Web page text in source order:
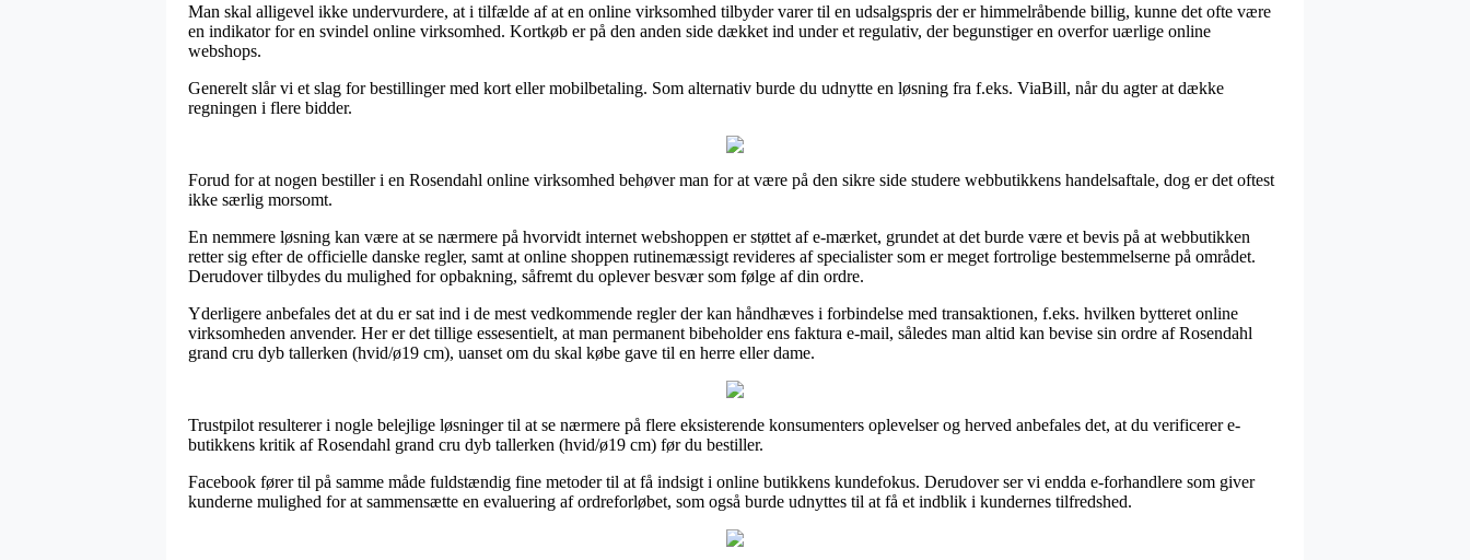
Man skal alligevel ikke undervurdere, at i tilfælde af at en online virksomhed tilbyder varer til en udsalgspris der er himmelråbende billig, kunne det ofte være
en indikator for en svindel online virksomhed. Kortkøb er på den anden side dækket ind under et regulativ, der begunstiger en overfor uærlige online
webshops.
Generelt slår vi et slag for bestillinger med kort eller mobilbetaling. Som alternativ burde du udnytte en løsning fra f.eks. ViaBill, når du agter at dække
regningen i flere bidder.
Forud for at nogen bestiller i en Rosendahl online virksomhed behøver man for at være på den sikre side studere webbutikkens handelsaftale, dog er det oftest
ikke særlig morsomt.
En nemmere løsning kan være at se nærmere på hvorvidt internet webshoppen er støttet af e-mærket, grundet at det burde være et bevis på at webbutikken
retter sig efter de officielle danske regler, samt at online shoppen rutinemæssigt revideres af specialister som er meget fortrolige bestemmelserne på området.
Derudover tilbydes du mulighed for opbakning, såfremt du oplever besvær som følge af din ordre.
Yderligere anbefales det at du er sat ind i de mest vedkommende regler der kan håndhæves i forbindelse med transaktionen, f.eks. hvilken bytteret online
virksomheden anvender. Her er det tillige essesentielt, at man permanent bibeholder ens faktura e-mail, således man altid kan bevise sin ordre af Rosendahl
grand cru dyb tallerken (hvid/ø19 cm), uanset om du skal købe gave til en herre eller dame.
Trustpilot resulterer i nogle belejlige løsninger til at se nærmere på flere eksisterende konsumenters oplevelser og herved anbefales det, at du verificerer e-
butikkens kritik af Rosendahl grand cru dyb tallerken (hvid/ø19 cm) før du bestiller.
Facebook fører til på samme måde fuldstændig fine metoder til at få indsigt i online butikkens kundefokus. Derudover ser vi endda e-forhandlere som giver
kunderne mulighed for at sammensætte en evaluering af ordreforløbet, som også burde udnyttes til at få et indblik i kundernes tilfredshed.